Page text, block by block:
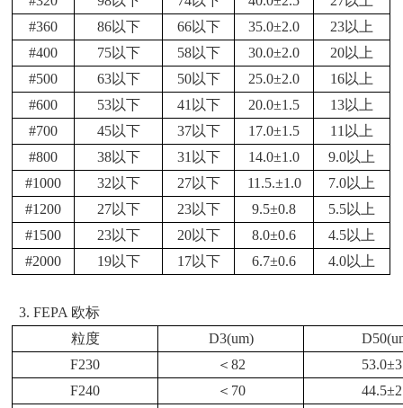
#360
86以下 66以下 35.0±2.0
23以上
#400
75以下 58以下 30.0±2.0
20以上
#500
63以下 50以下 25.0±2.0
16以上
#600
53以下 41以下 20.0±1.5
13以上
#700
45以下 37以下 17.0±1.5
11以上
#800
38以下 31以下 14.0±1.0
9.0以上
#1000
32以下 27以下 11.5.±1.0
7.0以上
#1200
27以下 23以下 9.5±0.8
5.5以上
#1500
23以下 20以下 8.0±0.6
4.5以上
#2000
19以下 17以下 6.7±0.6 4.0以上
3.FEPA 欧标
粒度
D3(um)
F230
＜ 82 53.0±
F240
＜ 70 44.5±